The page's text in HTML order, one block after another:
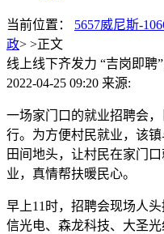
当前位置： 5657威尼斯-
政> >正文
线上线下齐发力 “吉岗即聘
2022-04-25 09:20 来源:
一场家门口的就业招聘会
行。为方便村民就业，该
田间地头，让村民在家门
业，真情帮扶暖民心。
早上11时，招聘会现场人
信光电、森龙科技、大圣